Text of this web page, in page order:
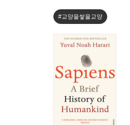
#교양을쌓을교양